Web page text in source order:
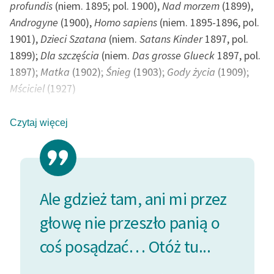
Zespół
Zasady wykorzystania
Wolnych Lektur
Logotypy
Materiały promocyjne
Polityka prywatności
Regulamin biblioteki
Dane fundacji i
sprawozdania finansowe
Regulamin darowizn
Informacja o treściach
AKT DRUGI
SCENA I
SCENA II
SCENA III
SCENA IV
SCENA V
SCENA VII
SCENA I
SCENA II
SCENA IV
SCENA V
SCENA VI
SCENA VII
profundis (niem. 1895; pol. 1900),Nad morzem (1899),
Androgyne (1900),Homo sapiens (niem. 1895-1896, pol.
1901),Dzieci Szatana (niem. Satans Kinder1897, pol.
1899);Dla szczęścia (niem. Das grosse Glueck 1897, pol.
1897);Matka (1902);Śnieg (1903); Gody życia (1909);
Mściciel(1927)
Urodził się na Kujawach, był synem nauczyciela
wiejskiego; po ukończeniu niem. gimnazjum wyjechał
do Berlina, gdzie studiował architekturę i medycynę.
Opublikowanie rozwijających modernistyczną
koncepcję twórcy esejów filoz. Chopin i Nietzsche
Ola Hanson (publ. niem. jako cyklZur Psychologie des
Individuums1892) dało mu wstęp do berlińskiej
bohemy artystycznej. Przybyszewski miał okazję
zaprzyjaźnić się z postaciami wyznaczającymi styl
Czytaj więcej
Ale gdzież tam, ani mi przez
głowę nie przeszło panią o
coś posądzać… Otóż tu...